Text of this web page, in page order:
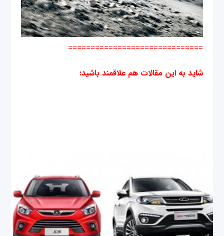
==============================
شاید به این مقالات هم علاقمند باشید: